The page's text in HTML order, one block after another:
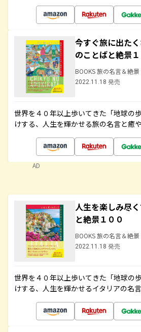
今すぐ旅に出た
のことばと絶景
BOOKS 旅の名言＆絶景
2022.11.18 発売
世界を４０年以上歩いてきた「地球の
けする、人生を輝かせる旅の名言と癒
AD
人生を楽しみ尽
と絶景１００
BOOKS 旅の名言＆絶景
2022.11.18 発売
世界を４０年以上歩いてきた「地球の
けする、人生を輝かせるイタリアの名